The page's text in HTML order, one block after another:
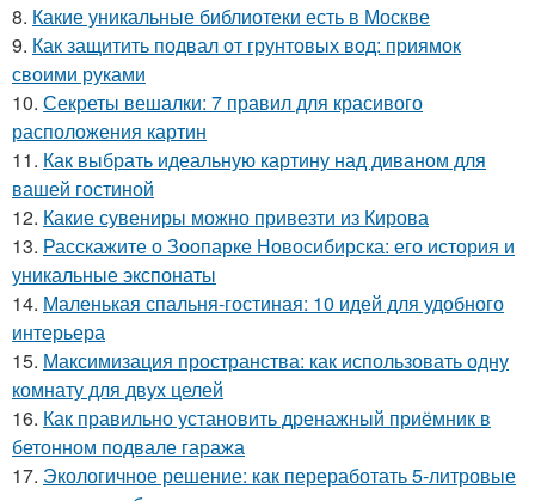
8. Какие уникальные библиотеки есть в Москве
9. Как защитить подвал от грунтовых вод: приямок
своими руками
10. Секреты вешалки: 7 правил для красивого
расположения картин
11. Как выбрать идеальную картину над диваном для
вашей гостиной
12. Какие сувениры можно привезти из Кирова
13. Расскажите о Зоопарке Новосибирска: его история и
уникальные экспонаты
14. Маленькая спальня-гостиная: 10 идей для удобного
интерьера
15. Максимизация пространства: как использовать одну
комнату для двух целей
16. Как правильно установить дренажный приёмник в
бетонном подвале гаража
17. Экологичное решение: как переработать 5-литровые